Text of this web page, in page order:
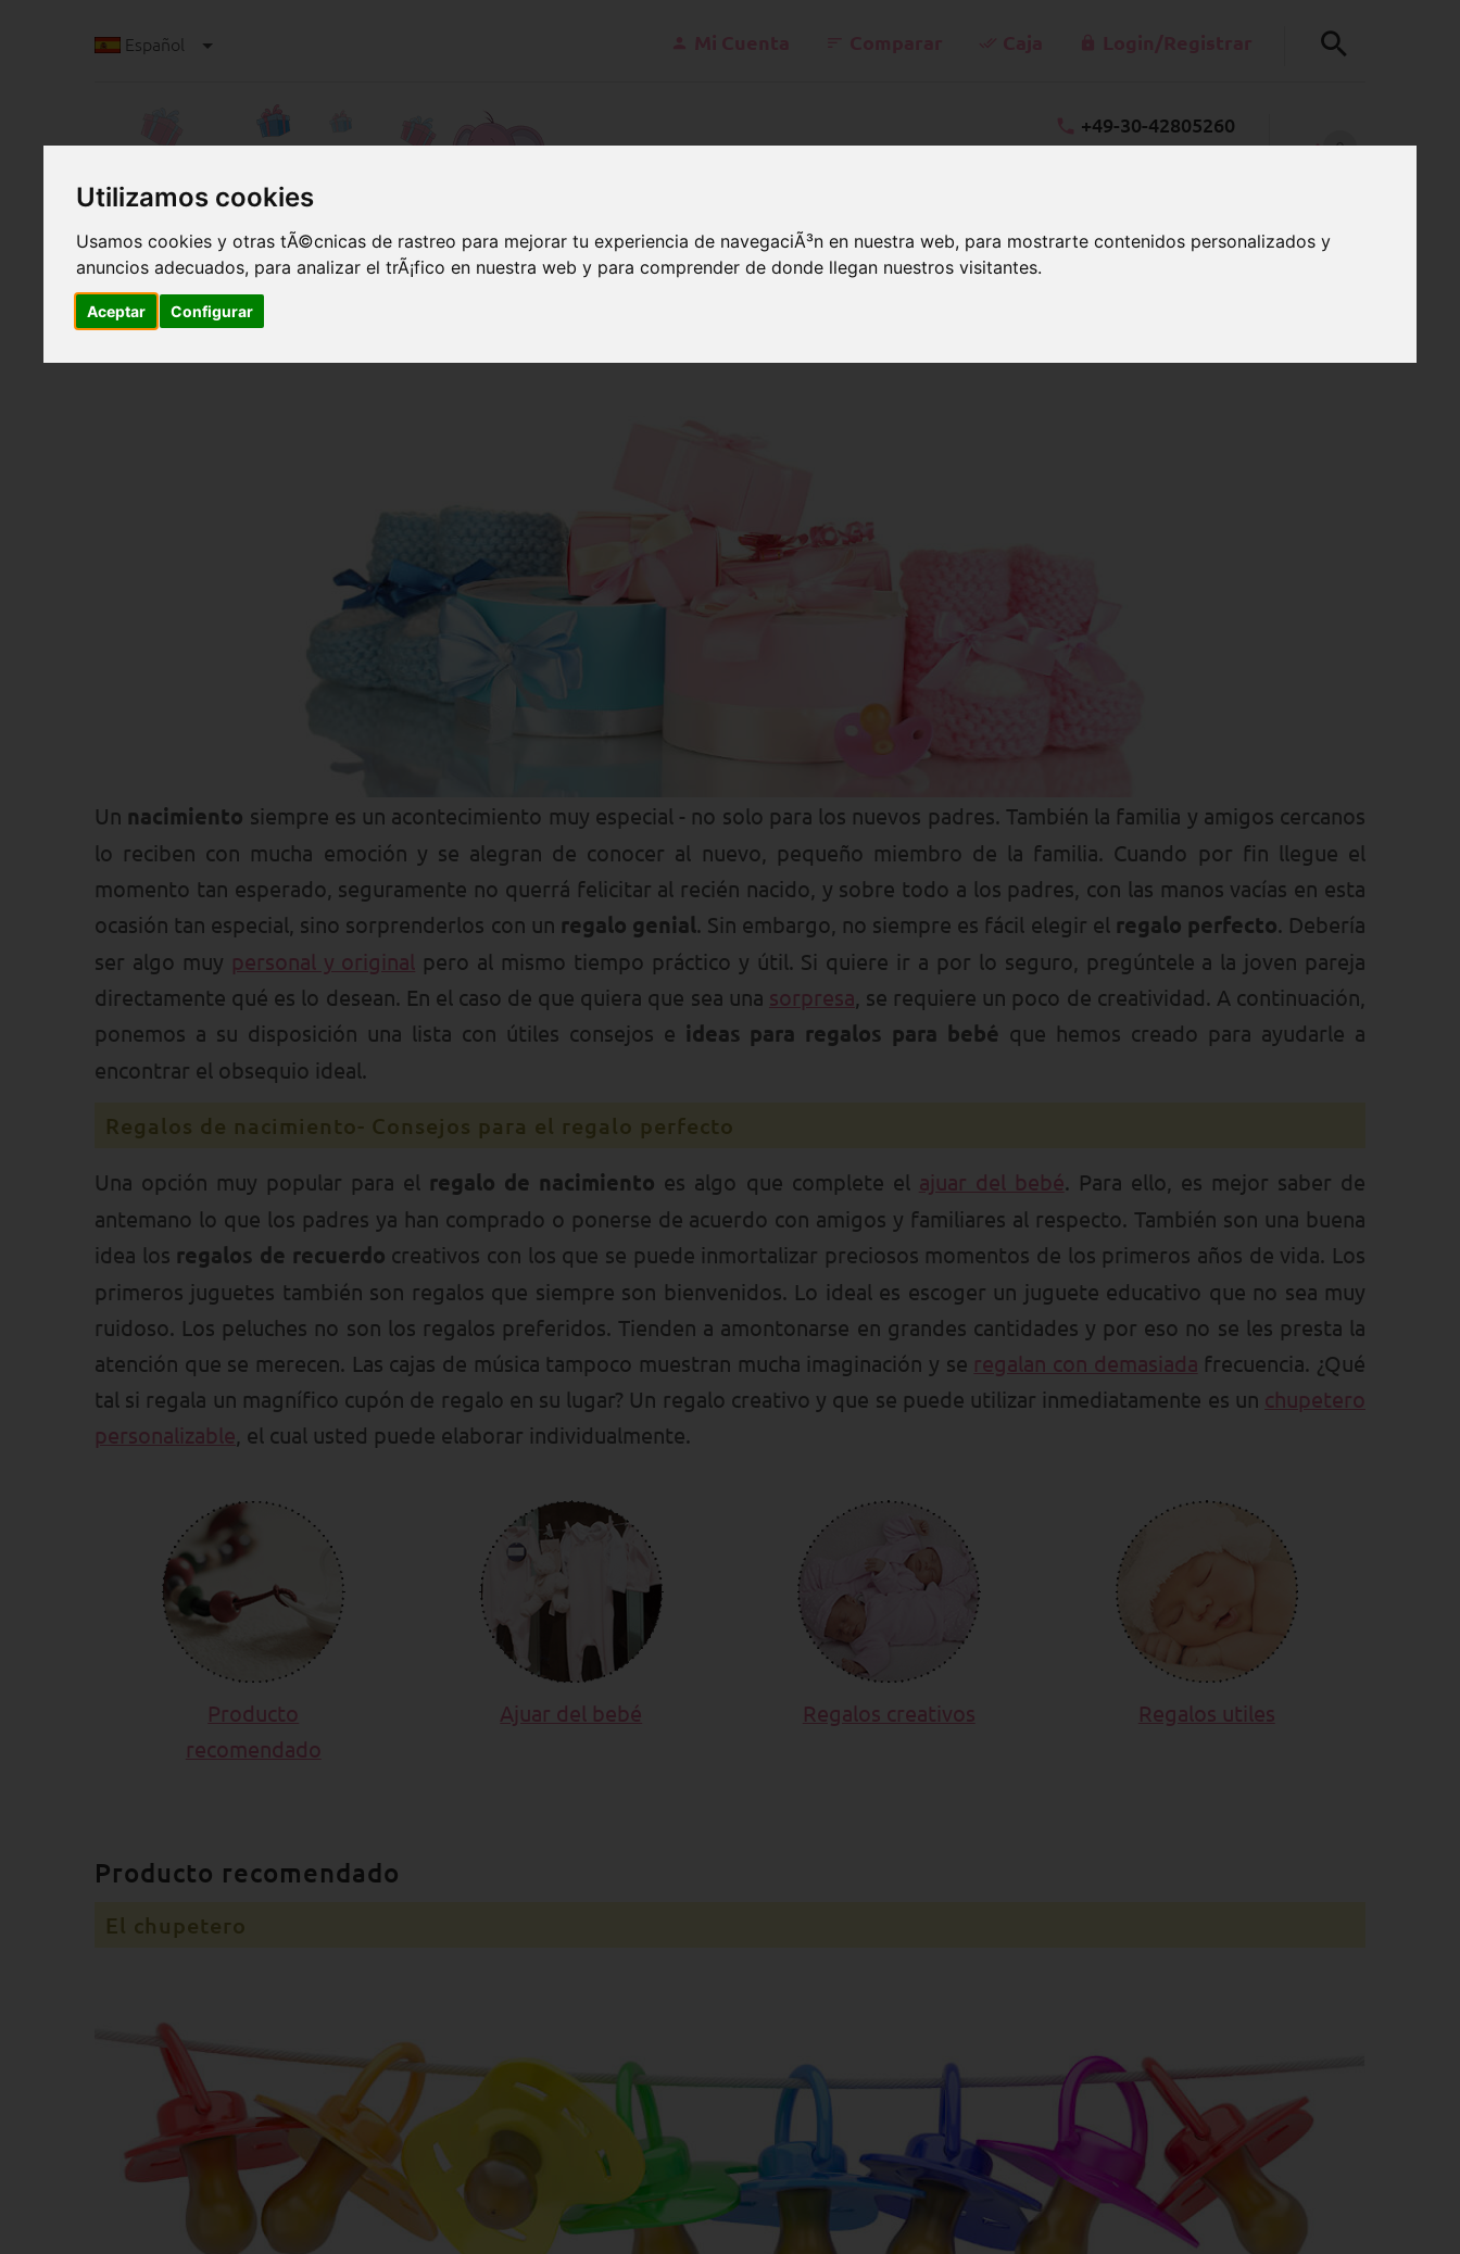
Utilizamos cookies
Usamos cookies y otras tÃ©cnicas de rastreo para mejorar tu experiencia de navegaciÃ³n en nuestra web, para mostrarte contenidos personalizados y
anuncios adecuados, para analizar el trÃ¡fico en nuestra web y para comprender de donde llegan nuestros visitantes.
Aceptar Configurar
Español
0
+49-30-42805260
Regalos de nacimiento con un signifcado especial: ideas de regalos de nacimiento especiales
Regalos de nacimiento con un signifcado especial: ideas de regalos de
nacimiento especiales
Un nacimiento siempre es un acontecimiento muy especial - no solo para los nuevos padres. También la familia y amigos cercanos
lo reciben con mucha emoción y se alegran de conocer al nuevo, pequeño miembro de la familia. Cuando por fin llegue el
momento tan esperado, seguramente no querrá felicitar al recién nacido, y sobre todo a los padres, con las manos vacías en esta
ocasión tan especial, sino sorprenderlos con un regalo genial. Sin embargo, no siempre es fácil elegir el regalo perfecto. Debería
ser algo muy personal y original pero al mismo tiempo práctico y útil. Si quiere ir a por lo seguro, pregúntele a la joven pareja
directamente qué es lo desean. En el caso de que quiera que sea una sorpresa , se requiere un poco de creatividad. A continuación,
ponemos a su disposición una lista con útiles consejos e ideas para regalos para bebé que hemos creado para ayudarle a
encontrar el obsequio ideal.
Regalos de nacimiento- Consejos para el regalo perfecto
Una opción muy popular para el regalo de nacimiento es algo que complete el ajuar del bebé. Para ello, es mejor saber de
antemano lo que los padres ya han comprado o ponerse de acuerdo con amigos y familiares al respecto. También son una buena
idea los regalos de recuerdo creativos con los que se puede inmortalizar preciosos momentos de los primeros años de vida. Los
primeros juguetes también son regalos que siempre son bienvenidos. Lo ideal es escoger un juguete educativo que no sea muy
ruidoso. Los peluches no son los regalos preferidos. Tienden a amontonarse en grandes cantidades y por eso no se les presta la
atención que se merecen. Las cajas de música tampoco muestran mucha imaginación y se regalan con demasiada frecuencia. ¿Qué
tal si regala un magnífico cupón de regalo en su lugar? Un regalo creativo y que se puede utilizar inmediatamente es un chupetero
personalizable , el cual usted puede elaborar individualmente.
Producto
recomendado
Ajuar del bebé Regalos creativos Regalos utiles
Producto recomendado
El chupetero